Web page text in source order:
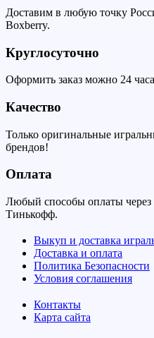
Доставим в любую точку
Boxberry.
Круглосуточно
Оформить заказ можно 24
Качество
Только оригинальные
брендов!
Оплата
Любый способы оплаты через
Тинькофф.
Выкуп и доставка
Доставка и оплата
Политика Безопасности
Условия соглашения
Контакты
Карта сайта